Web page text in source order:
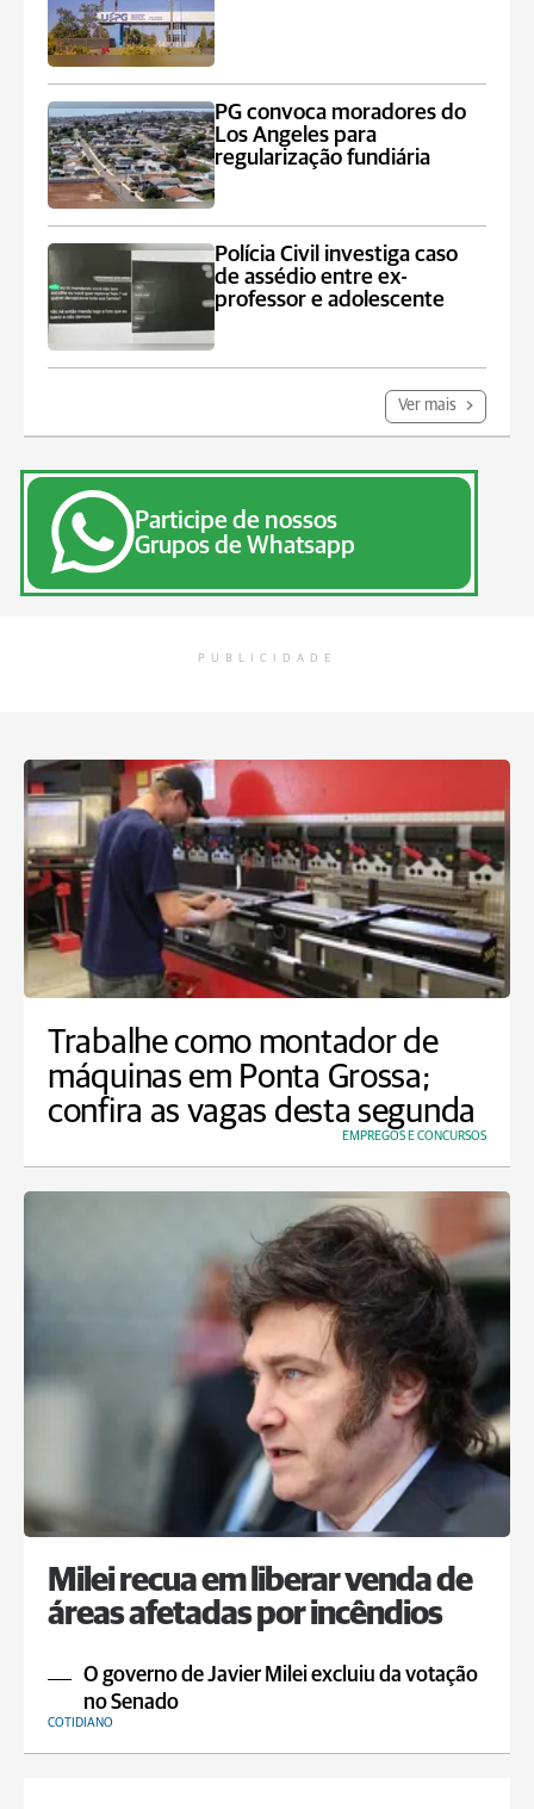
PG convoca moradores do
Los Angeles para
regularização fundiária
Polícia Civil investiga caso
de assédio entre ex-
professor e adolescente
Ver mais
Participe de nossos
Grupos de Whatsapp
PUBLICIDADE
Trabalhe como montador de
máquinas em Ponta Grossa;
confira as vagas desta segunda
EMPREGOS E CONCURSOS
Milei recua em liberar venda de
áreas afetadas por incêndios
O governo de Javier Milei excluiu da votação
no Senado
COTIDIANO